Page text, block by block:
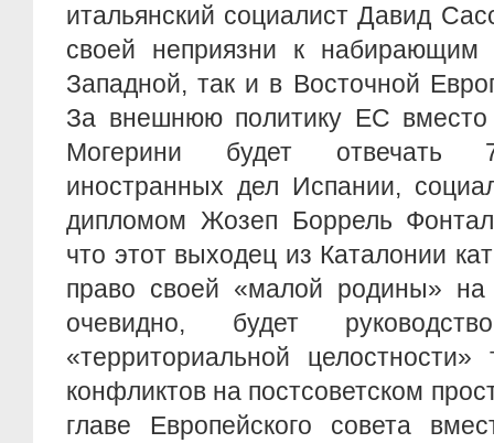
итальянский социалист Давид
своей неприязни к набирающим
Западной, так и в Восточной
За внешнюю политику ЕС вместо
Могерини будет отвечать
иностранных дел Испании,
дипломом Жозеп Боррель
что этот выходец из Каталонии
право своей «малой родины» на
очевидно, будет
«территориальной
конфликтов на постсоветском
главе Европейского совета